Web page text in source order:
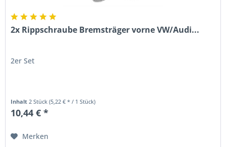
2x Rippschraube Bremsträger vorne VW/Audi...
2er Set
Inhalt 2 Stück(5,22 € * / 1 Stück)
10,44 € *
Merken